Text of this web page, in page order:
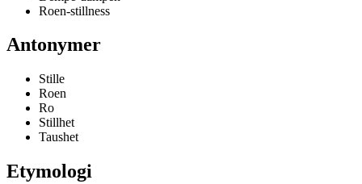
Roen-stillness
Antonymer
Stille
Roen
Ro
Stillhet
Taushet
Etymologi